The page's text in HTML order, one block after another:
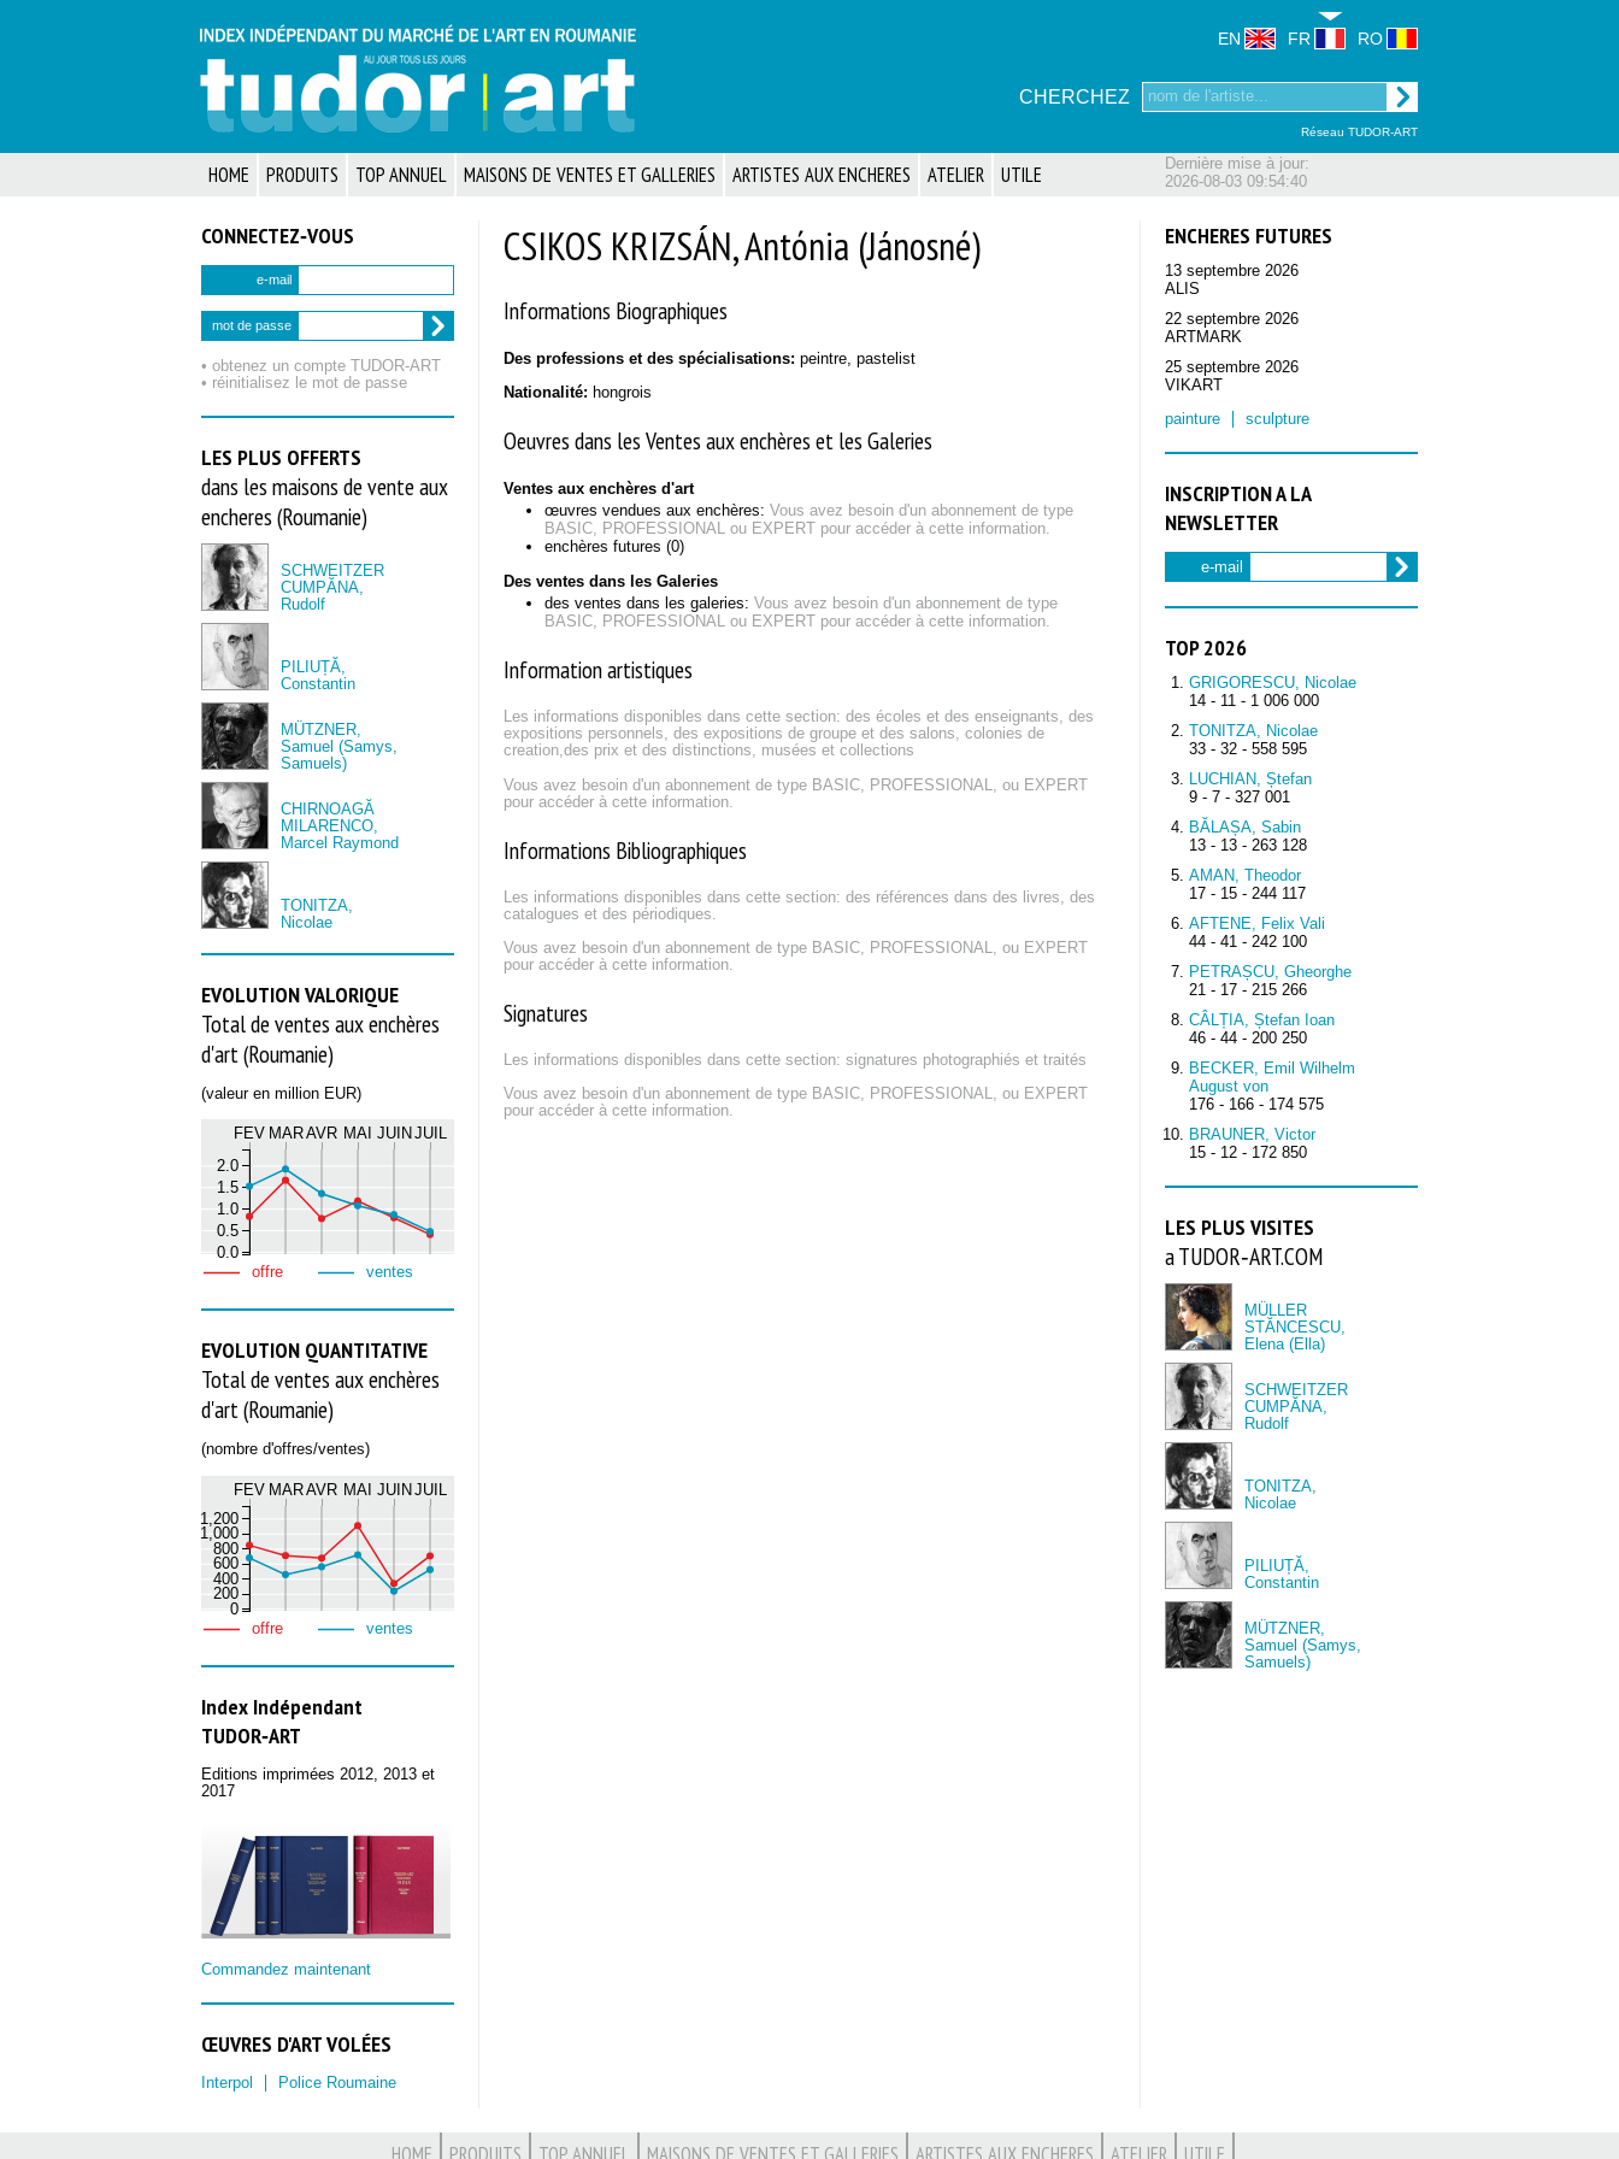
Réseau TUDOR-ART
EN FR RO
CHERCHEZ
Dernière mise à jour:
2026-08-03 09:54:40
HOME PRODUITS TOP ANNUEL MAISONS DE VENTES ET GALLERIES ARTISTES AUX ENCHERES ATELIER UTILE
CONNECTEZ‑VOUS
e-mail
mot de passe
• obtenez un compte TUDOR‑ART
• réinitialisez le mot de passe
LES PLUS OFFERTS
dans les maisons de vente aux
encheres (Roumanie)
SCHWEITZER
CUMPĂNA,
Rudolf
PILIUȚĂ,
Constantin
MÜTZNER,
Samuel (Samys,
Samuels)
CHIRNOAGĂ
MILARENCO,
Marcel Raymond
TONITZA,
Nicolae
EVOLUTION VALORIQUE
Total de ventes aux enchères
d'art (Roumanie)
(valeur en million EUR)
FEV MARAVR MAI JUIN JUIL
0.0
0.5
1.0
1.5
2.0
offre ventes
EVOLUTION QUANTITATIVE
Total de ventes aux enchères
d'art (Roumanie)
(nombre d'offres/ventes)
FEV MARAVR MAI JUIN JUIL
0
200
400
600
800
1,000
1,200
offre ventes
Index Indépendant
TUDOR‑ART
Editions imprimées 2012, 2013 et
2017
Commandez maintenant
ŒUVRES D'ART VOLÉES
Interpol Police Roumaine
ENCHERES FUTURES
13 septembre 2026
ALIS
22 septembre 2026
ARTMARK
25 septembre 2026
VIKART
painture
sculpture
INSCRIPTION A LA
NEWSLETTER
e-mail
TOP 2026
GRIGORESCU, Nicolae
14 - 11 - 1 006 000
TONITZA, Nicolae
33 - 32 - 558 595
LUCHIAN, Ștefan
9 - 7 - 327 001
BĂLAȘA, Sabin
13 - 13 - 263 128
AMAN, Theodor
17 - 15 - 244 117
AFTENE, Felix Vali
44 - 41 - 242 100
PETRAȘCU, Gheorghe
21 - 17 - 215 266
CÂLȚIA, Ștefan Ioan
46 - 44 - 200 250
BECKER, Emil Wilhelm
August von
176 - 166 - 174 575
BRAUNER, Victor
15 - 12 - 172 850
LES PLUS VISITES
a TUDOR‑ART.COM
MÜLLER
STĂNCESCU,
Elena (Ella)
SCHWEITZER
CUMPĂNA,
Rudolf
TONITZA,
Nicolae
PILIUȚĂ,
Constantin
MÜTZNER,
Samuel (Samys,
Samuels)
CSIKOS KRIZSÁN, Antónia (Jánosné)
Informations Biographiques
Des professions et des spécialisations: peintre, pastelist
Nationalité: hongrois
Oeuvres dans les Ventes aux enchères et les Galeries
Ventes aux enchères d'art
œuvres vendues aux enchères:Vous avez besoin d'un abonnement de type
BASIC, PROFESSIONAL ou EXPERT pour accéder à cette information.
enchères futures (0)
Des ventes dans les Galeries
des ventes dans les galeries:Vous avez besoin d'un abonnement de type
BASIC, PROFESSIONAL ou EXPERT pour accéder à cette information.
Information artistiques
Les informations disponibles dans cette section: des écoles et des enseignants, des
expositions personnels, des expositions de groupe et des salons, colonies de
creation,des prix et des distinctions, musées et collections
Vous avez besoin d'un abonnement de type BASIC, PROFESSIONAL, ou EXPERT
pour accéder à cette information.
Informations Bibliographiques
Les informations disponibles dans cette section: des références dans des livres, des
catalogues et des périodiques.
Vous avez besoin d'un abonnement de type BASIC, PROFESSIONAL, ou EXPERT
pour accéder à cette information.
Signatures
Les informations disponibles dans cette section: signatures photographiés et traités
Vous avez besoin d'un abonnement de type BASIC, PROFESSIONAL, ou EXPERT
pour accéder à cette information.